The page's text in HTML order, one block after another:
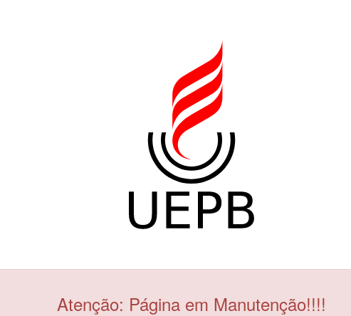
Atenção: Página em Manutenção!!!!